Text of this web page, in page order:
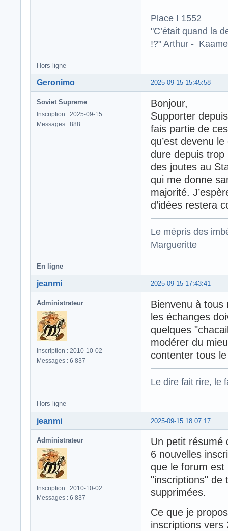
Place I 1552
"C’était quand la
!?" Arthur -
Hors ligne
2025-09-15 15:45:58
Geronimo
Soviet Supreme
Inscription : 2025-09-15
Messages : 888
Bonjour,
Supporter
fais partie de
qu’est devenu
dure depuis trop
des joutes au
qui me donne
majorité.
d’idées restera
Le mépris des
Margueritte
En ligne
2025-09-15 17:43:41
jeanmi
Administrateur
Inscription : 2010-10-02
Messages : 6 837
Bienvenu à tous
les échanges
quelques
modérer du
contenter tous
Le dire fait rire, le
Hors ligne
2025-09-15 18:07:17
jeanmi
Administrateur
Inscription : 2010-10-02
Messages : 6 837
Un petit résumé
6 nouvelles
que le forum
"inscriptions" de
supprimées.
Ce que je
inscriptions